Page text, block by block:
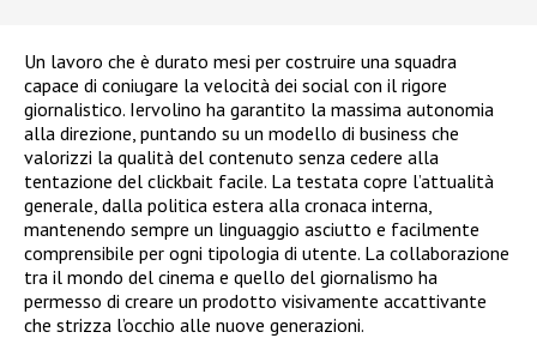
Un lavoro che è durato mesi per costruire una squadra
capace di coniugare la velocità dei social con il rigore
giornalistico. Iervolino ha garantito la massima autonomia
alla direzione, puntando su un modello di business che
valorizzi la qualità del contenuto senza cedere alla
tentazione del clickbait facile. La testata copre l’attualità
generale, dalla politica estera alla cronaca interna,
mantenendo sempre un linguaggio asciutto e facilmente
comprensibile per ogni tipologia di utente. La collaborazione
tra il mondo del cinema e quello del giornalismo ha
permesso di creare un prodotto visivamente accattivante
che strizza l’occhio alle nuove generazioni.